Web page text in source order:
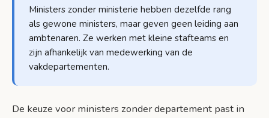
Ministers zonder ministerie hebben dezelfde rang
als gewone ministers, maar geven geen leiding aan
ambtenaren. Ze werken met kleine stafteams en
zijn afhankelijk van medewerking van de
vakdepartementen.
De keuze voor ministers zonder departement past in